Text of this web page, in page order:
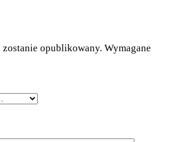
opublikowany. Wymagane